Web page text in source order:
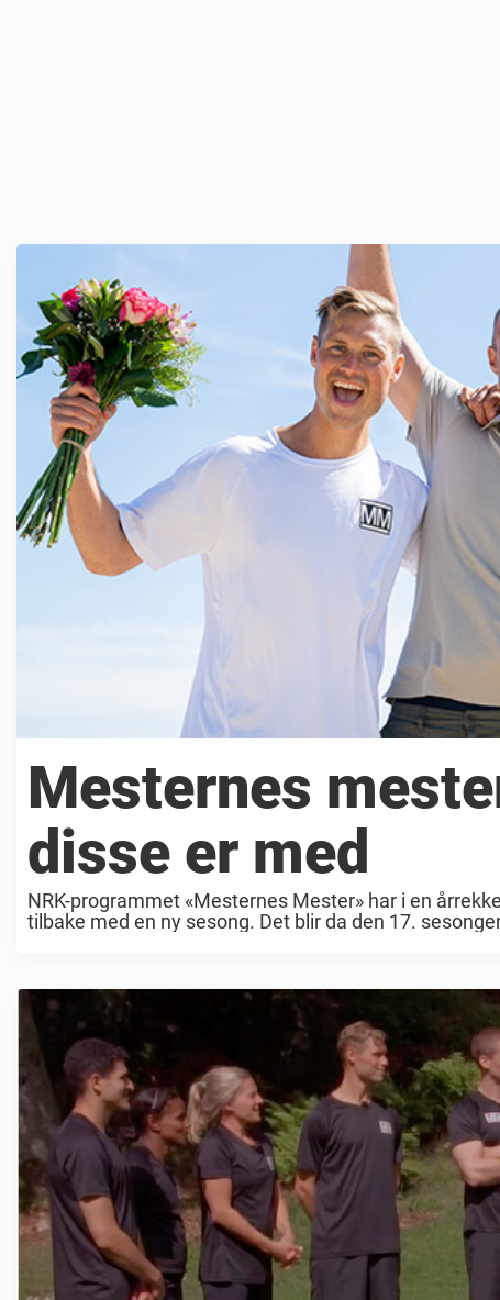
Mesternes
disse er med
NRK-programmet «Mesternes Mester» har i en
tilbake med en ny sesong. Det blir da den 17.